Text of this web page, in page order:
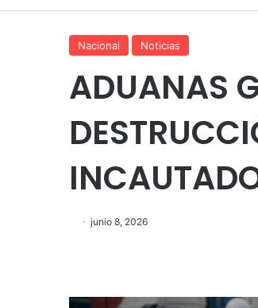
Nacional Noticias
ADUANAS
junio 8, 2026